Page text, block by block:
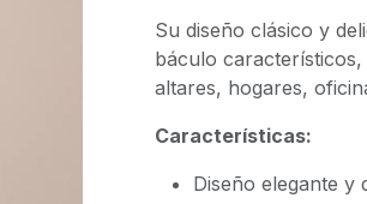
Su diseño clásico y
báculo
altares, hogares,
Características:
Diseño elegante y